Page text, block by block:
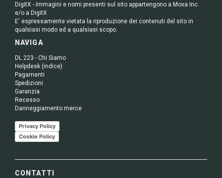
DigitX - Immagini e nomi presenti sul sito appartengono a Moxa Inc.
e/o a DigitX
E' espressamente vietata la riproduzione dei contenuti del sito in
qualsiasi modo ed a qualsiasi scopo.
NAVIGA
DL 223 - Chi Siamo
Helpdesk (indice)
Pagamenti
Spedizioni
Garanzia
Recesso
Danneggiamento merce
Privacy Policy
Cookie Policy
CONTATTI